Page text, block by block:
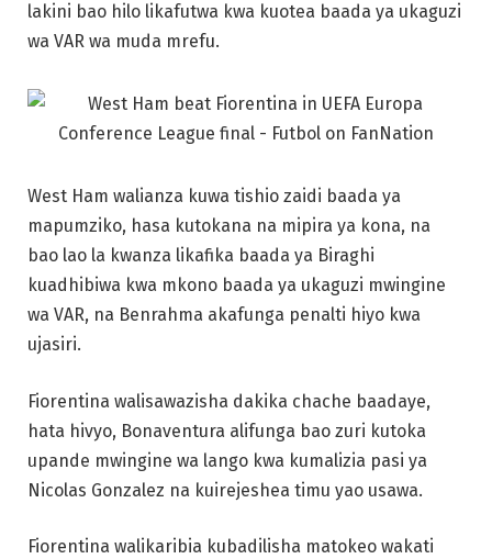
lakini bao hilo likafutwa kwa kuotea baada ya ukaguzi
wa VAR wa muda mrefu.
West Ham walianza kuwa tishio zaidi baada ya
mapumziko, hasa kutokana na mipira ya kona, na
bao lao la kwanza likafika baada ya Biraghi
kuadhibiwa kwa mkono baada ya ukaguzi mwingine
wa VAR, na Benrahma akafunga penalti hiyo kwa
ujasiri.
Fiorentina walisawazisha dakika chache baadaye,
hata hivyo, Bonaventura alifunga bao zuri kutoka
upande mwingine wa lango kwa kumalizia pasi ya
Nicolas Gonzalez na kuirejeshea timu yao usawa.
Fiorentina walikaribia kubadilisha matokeo wakati